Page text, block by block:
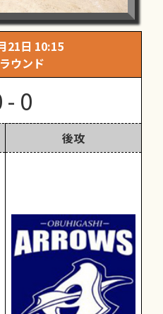
21日 10:15
ウンド
- 0
後攻